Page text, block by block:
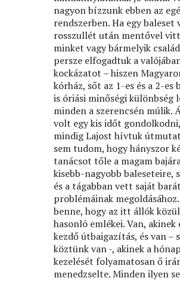
nagyon bízzunk ebben az
rendszerben. Ha egy
rosszullét után mentővel
minket vagy bármelyik
persze elfogadtuk a
kockázatot – hiszen
kórház, sőt az 1-es és a 2-
is óriási minőségi különbség
minden a szerencsén múlik.
volt egy kis időt
mindig Lajost hívtuk
sem tudom, hogy hányszor
tanácsot tőle a magam
kisebb-nagyobb baleseteire,
és a tágabban vett saját
problémáinak
benne, hogy az itt állók
hasonló emlékei. Van,
kezdő útbaigazítás, és van –
köztünk van -, akinek a
kezelését folyamatosan ő
menedzselte. Minden ilyen